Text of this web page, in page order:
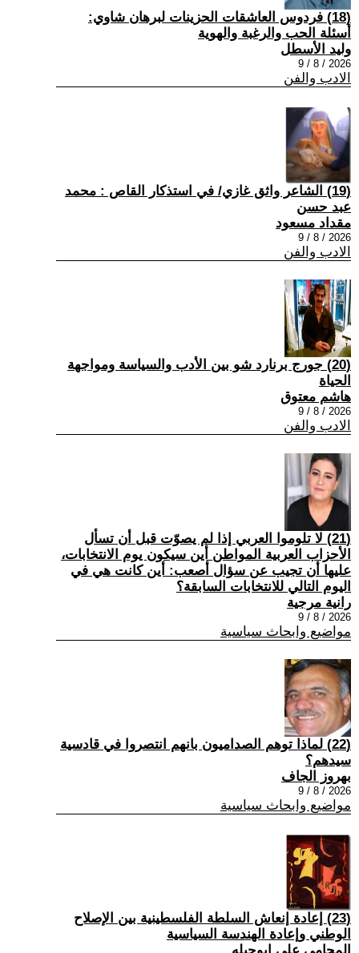
(18) فردوس العاشقات الحزينات لبرهان شاوي:
أسئلة الحب والرغبة والهوية
وليد الأسطل
2026 / 8 / 9
الادب والفن
(19) الشاعر واثق غازي/ في استذكار القاص : محمد
عبد حسن
مقداد مسعود
2026 / 8 / 9
الادب والفن
(20) جورج برنارد شو بين الأدب والسياسة ومواجهة
الحياة
هاشم معتوق
2026 / 8 / 9
الادب والفن
(21) لا تلوموا العربي إذا لم يصوّت قبل أن تسأل
الأحزاب العربية المواطن أين سيكون يوم الانتخابات،
عليها أن تجيب عن سؤال أصعب: أين كانت هي في
اليوم التالي للانتخابات السابقة؟
رانية مرجية
2026 / 8 / 9
مواضيع وابحاث سياسية
(22) ‏لماذا توهم الصداميون بانهم انتصروا في قادسية
سيدهم؟
بهروز الجاف
2026 / 8 / 9
مواضيع وابحاث سياسية
(23) إعادة إنعاش السلطة الفلسطينية بين الإصلاح
الوطني وإعادة الهندسة السياسية